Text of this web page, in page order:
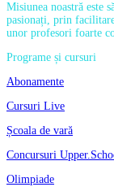
Misiunea noastră este
pasionați, prin
unor profesori foarte
Programe și cursuri
Abonamente
Cursuri Live
Școala de vară
Concursuri
Olimpiade